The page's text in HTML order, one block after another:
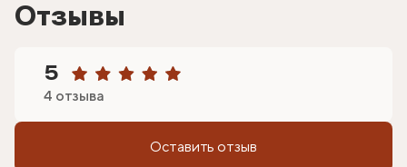
Отзывы
5
4 отзыва
Оставить отзыв